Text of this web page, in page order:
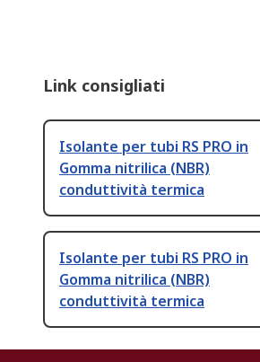
Link consigliati
Isolante per tubi RS PRO in
Gomma nitrilica (NBR)
conduttività termica
Isolante per tubi RS PRO in
Gomma nitrilica (NBR)
conduttività termica